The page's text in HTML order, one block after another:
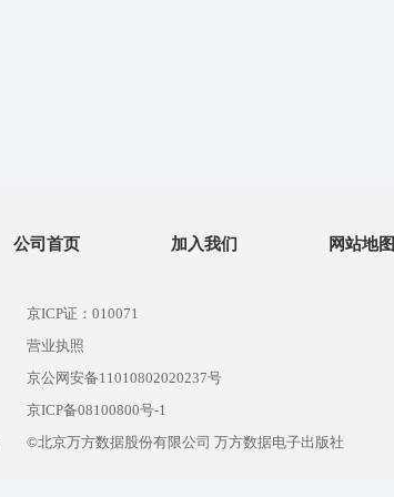
公司首页 加入我们 网站地图
京ICP证：010071
营业执照
京公网安备11010802020237号
京ICP备08100800号-1
©北京万方数据股份有限公司 万方数据电子出版社